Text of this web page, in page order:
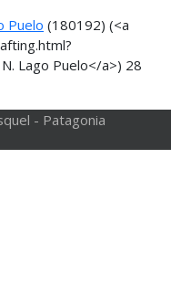
Puelo (180192) (<a
Lago Puelo</a>) 28
- Patagonia